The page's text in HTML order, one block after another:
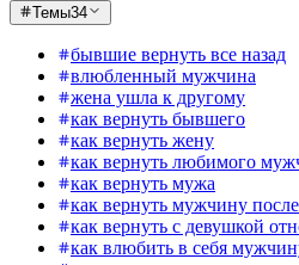
Темы34
бывшие вернуть все назад
влюбленный мужчина
жена ушла к другому
как вернуть бывшего
как вернуть жену
как вернуть любимого
как вернуть мужа
как вернуть мужчину
как вернуть с девушкой
как влюбить в себя